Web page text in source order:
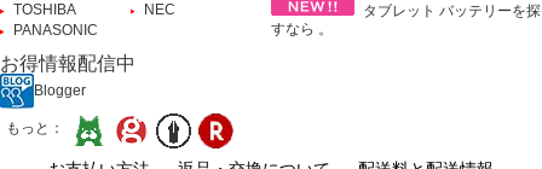
TOSHIBA
NEC
PANASONIC
タブレット バッテリーを探
すなら 。
お得情報配信中
Blogger
もっと：